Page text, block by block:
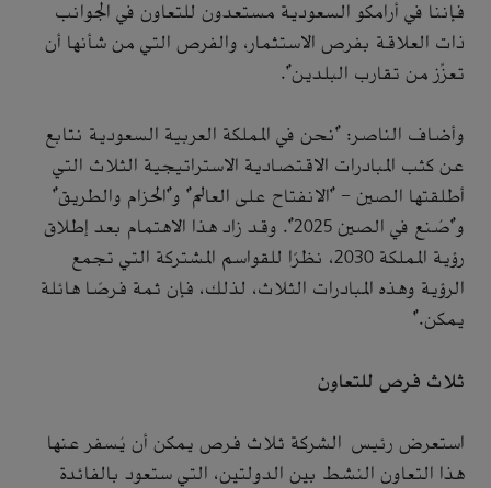
فإننا في أرامكو السعودية مستعدون للتعاون في الجوانب
ذات العلاقة بفرص الاستثمار، والفرص التي من شأنها أن
تعزِّز من تقارب البلدين".
وأضاف الناصر: "نحن في المملكة العربية السعودية نتابع
عن كثب المبادرات الاقتصادية الاستراتيجية الثلاث التي
أطلقتها الصين - "الانفتاح على العالم" و"الحزام والطريق"
و"صُنع في الصين 2025". وقد زاد هذا الاهتمام بعد إطلاق
رؤية المملكة 2030، نظرًا للقواسم المشتركة التي تجمع
الرؤية وهذه المبادرات الثلاث، لذلك، فإن ثمة فرصًا هائلة
يمكن."
ثلاث فرص للتعاون
استعرض رئيس الشركة ثلاث فرص يمكن أن يُسفر عنها
هذا التعاون النشط بين الدولتين، التي ستعود بالفائدة